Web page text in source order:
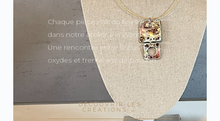
Chaque pièce naît du feu à 900°,
dans notre atelier à la Wantzenau.
Une rencontre entre le cuivre, les
oxydes et trente ans de passion.
DÉCOUVRIR LES
CRÉATIONS →